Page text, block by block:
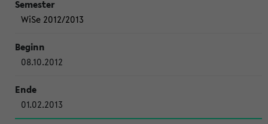
WiSe 2012/2013
08.10.2012
01.02.2013